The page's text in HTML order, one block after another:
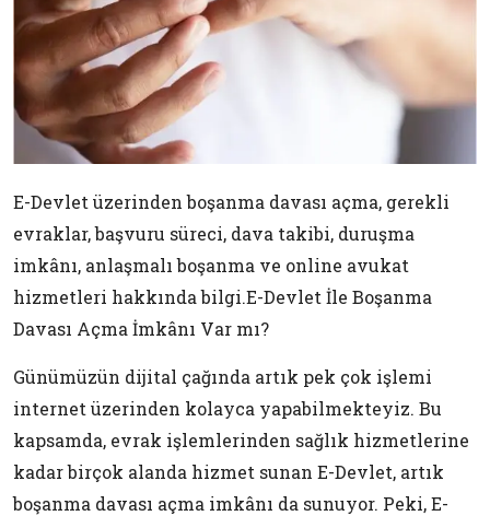
E-Devlet üzerinden boşanma davası açma, gerekli
evraklar, başvuru süreci, dava takibi, duruşma
imkânı, anlaşmalı boşanma ve online avukat
hizmetleri hakkında bilgi.E-Devlet İle Boşanma
Davası Açma İmkânı Var mı?
Günümüzün dijital çağında artık pek çok işlemi
internet üzerinden kolayca yapabilmekteyiz. Bu
kapsamda, evrak işlemlerinden sağlık hizmetlerine
kadar birçok alanda hizmet sunan E-Devlet, artık
boşanma davası açma imkânı da sunuyor. Peki, E-